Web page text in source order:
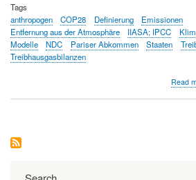
Tags
anthropogen
COP28 Definierung
Emissionen
Entfernung aus der Atmosphäre
IIASA; IPCC
Modelle
NDC Pariser Abkommen Staaten
Treibhausgasbilanzen
Read